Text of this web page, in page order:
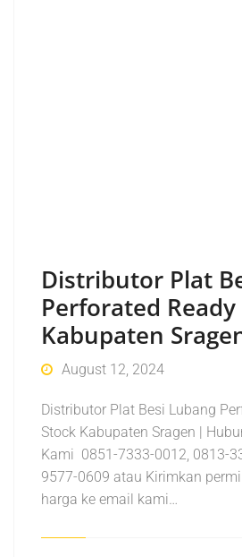
Distributor Plat
Perforated Ready
Kabupaten
August 12, 2024
Distributor Plat Besi Lubang
Stock Kabupaten Sragen |
Kami 0851-7333-0012, 0813-
9577-0609 atau Kirimkan
harga ke email kami…